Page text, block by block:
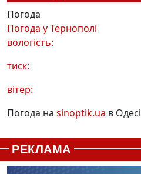
Погода
Погода уТернополі
вологість:
тиск:
вітер:
Погода на sinoptik.ua в Одесі
РЕКЛАМА